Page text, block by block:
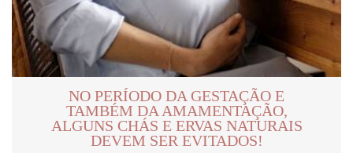
NO PERÍODO DA GESTAÇÃO E
TAMBÉM DA AMAMENTAÇÃO,
ALGUNS CHÁS E ERVAS NATURAIS
DEVEM SER EVITADOS!